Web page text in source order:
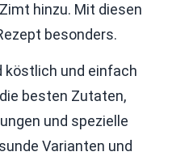
hinzu. Mit diesen
besonders.
köstlich und einfach
besten Zutaten,
und spezielle
Varianten und